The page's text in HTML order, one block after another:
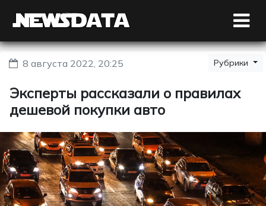
8 августа 2022, 20:25 Рубрики
Эксперты рассказали о правилах
дешевой покупки авто